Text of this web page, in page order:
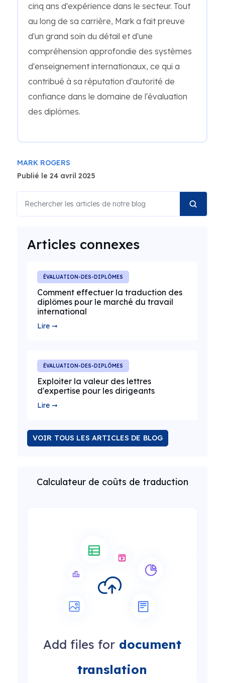
cinq ans d'expérience dans le secteur. Tout
au long de sa carrière, Mark a fait preuve
d'un grand soin du détail et d'une
compréhension approfondie des systèmes
d'enseignement internationaux, ce qui a
contribué à sa réputation d'autorité de
confiance dans le domaine de l'évaluation
des diplômes.
MARK ROGERS
Publié le 24 avril 2025
Articles connexes
ÉVALUATION-DES-DIPLÔMES
Comment effectuer la traduction des
diplômes pour le marché du travail
international
Lire ➞
ÉVALUATION-DES-DIPLÔMES
Exploiter la valeur des lettres
d'expertise pour les dirigeants
Lire ➞
VOIR TOUS LES ARTICLES DE BLOG
Calculateur de coûts de traduction
Add files for document
translation